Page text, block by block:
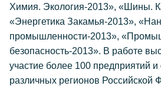
Химия. Экология-2013», «Шины.
«Энергетика Закамья-2013»,
промышленности-2013»,
безопасность-2013». В работе
участие более 100 предприятий и
различных регионов Российской